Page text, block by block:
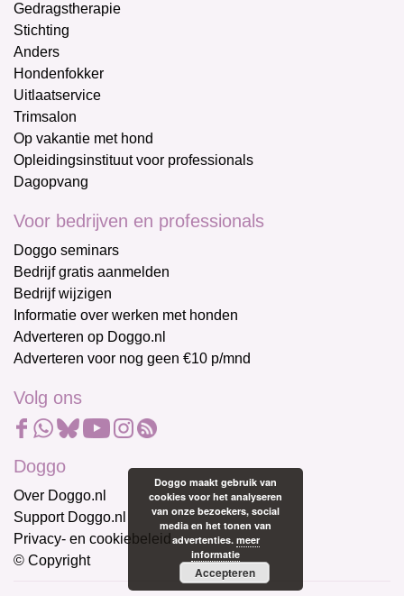
Gedragstherapie
Stichting
Anders
Hondenfokker
Uitlaatservice
Trimsalon
Op vakantie met hond
Opleidingsinstituut voor professionals
Dagopvang
Voor bedrijven en professionals
Doggo seminars
Bedrijf gratis aanmelden
Bedrijf wijzigen
Informatie over werken met honden
Adverteren op Doggo.nl
Adverteren voor nog geen €10 p/mnd
Volg ons
Doggo
Over Doggo.nl
Support Doggo.nl
Privacy- en cookiebeleid
© Copyright
Doggo maakt gebruik van
cookies voor het analyseren
van onze bezoekers, social
media en het tonen van
advertenties. meer
informatie
Accepteren